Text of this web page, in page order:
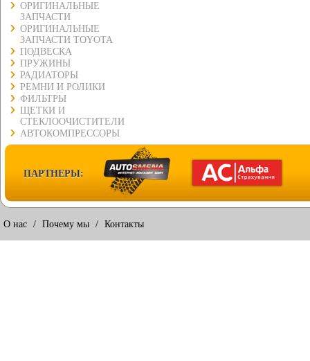
ОРИГИНАЛЬНЫЕ
ЗАПЧАСТИ
ОРИГИНАЛЬНЫЕ
ЗАПЧАСТИ TOYOTA
ПОДВЕСКА
ПРУЖИНЫ
РАДИАТОРЫ
РЕМНИ И РОЛИКИ
ФИЛЬТРЫ
ЩЕТКИ И
СТЕКЛООЧИСТИТЕЛИ
АВТОКОМПРЕССОРЫ
ПАРТНЕРЫ:
О нас / Почему мы / Контакты